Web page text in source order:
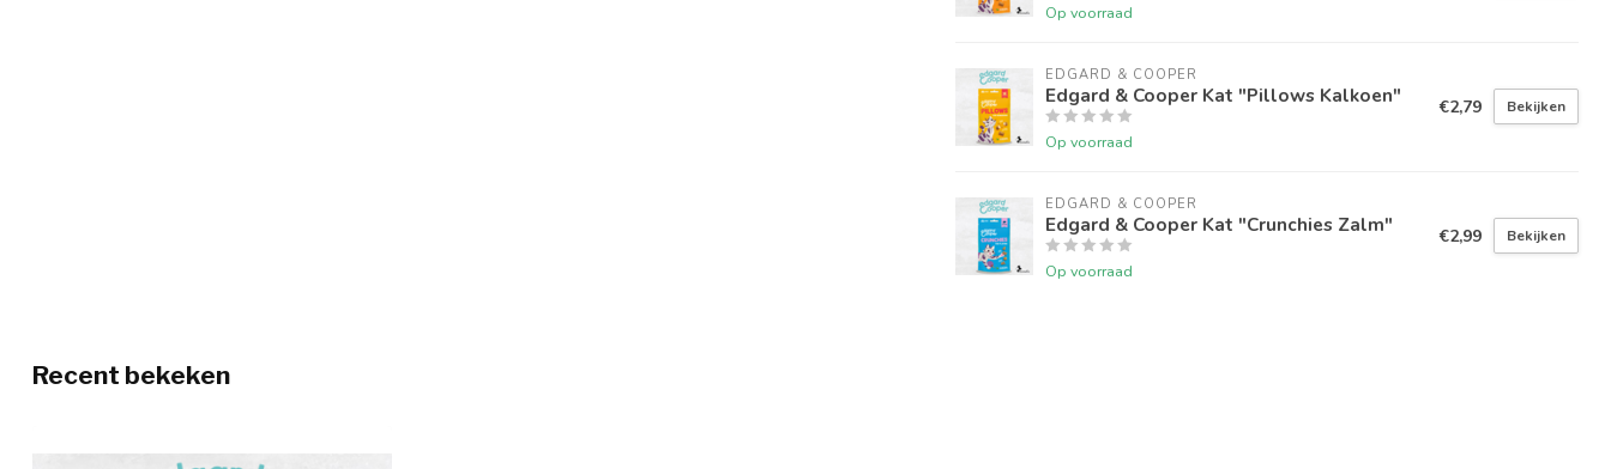
Op voorraad
EDGARD & COOPER
Edgard & Cooper Kat "Pillows Kalkoen"
Op voorraad
€2,79 Bekijken
EDGARD & COOPER
Edgard & Cooper Kat "Crunchies Zalm"
Op voorraad
€2,99 Bekijken
Recent bekeken